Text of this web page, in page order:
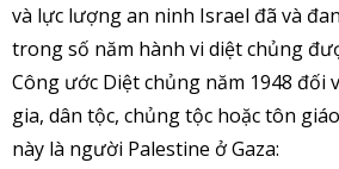
và lực lượng an ninh Israel đã và
trong số năm hành vi diệt chủng
Công ước Diệt chủng năm 1948 đối
gia, dân tộc, chủng tộc hoặc tôn
này là người Palestine ở Gaza: